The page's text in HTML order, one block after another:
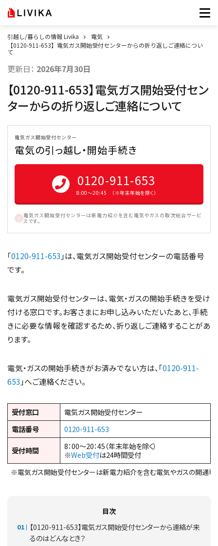
引越し/暮らしの情報 Livika
電気
【0120-911-653】電気ガス開始受付センターからの折り返しご連絡につい
て
更新日： 2026年7月30日
【0120-911-653】電気ガス開始受付セン
ターからの折り返しご連絡について
電気ガス開始受付センター
電気の引っ越し・開始手続き
0120-911-653
8:00〜20:45 （※年末年始を除く）
電気ガス開始受付センターは新電力紹介を含む電気やガスの取次総合サービ
スです。
「0120-911-653 」は、電気ガス開始受付センターの電話番号
です。
電気ガス開始受付センターは、電気・ガスの開始手続きを受け
付ける窓口です。お客さまにお申し込みいただいたあと、手続
きに必要な情報を確認するため、折り返しご連絡することがあ
ります。
電気・ガスの開始手続きがお済みでない方は、「0120-911-
653 」へご連絡ください。
受付窓口
電気ガス開始受付センター
電話番号
0120-911-653
受付時間
8：00～20：45（年末年始を除く）
※Web受付は24時間受付
※電気ガス開始受付センターは新電力紹介を含む電気やガスの開通専
目次
【0120-911-653】電気ガス開始受付センターから連絡が来
るのはどんなとき？